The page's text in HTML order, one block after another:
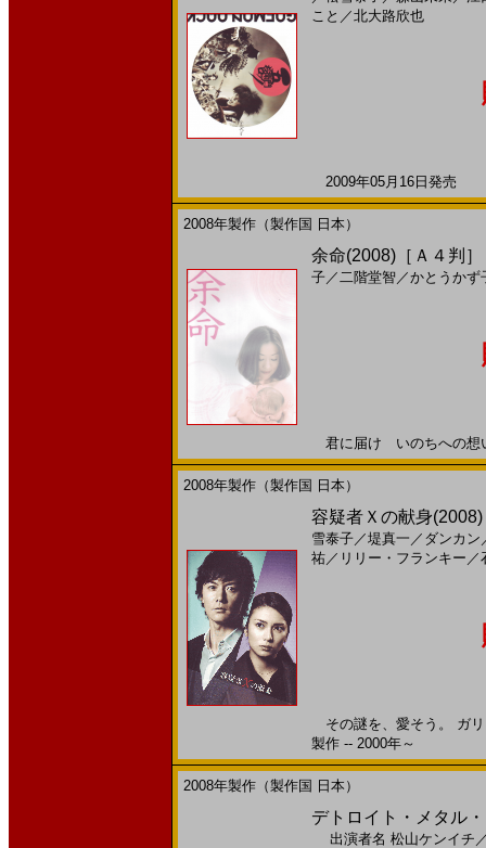
こと ／北大路欣也
2009年05月16日発売
2008年製作（製作国 日本）
余命(2008)［Ａ４判］
子／二階堂智／かとうかず
君に届け いのちへの想
2008年製作（製作国 日本）
容疑者Ｘの献身
雪泰子／堤真一 ／ ダンカン
祐／ リリー・フランキー ／
その謎を、愛そう。 ガ
製作 -- 2000年～
2008年製作（製作国 日本）
デトロイト・メタル
出演者名 松山ケンイチ